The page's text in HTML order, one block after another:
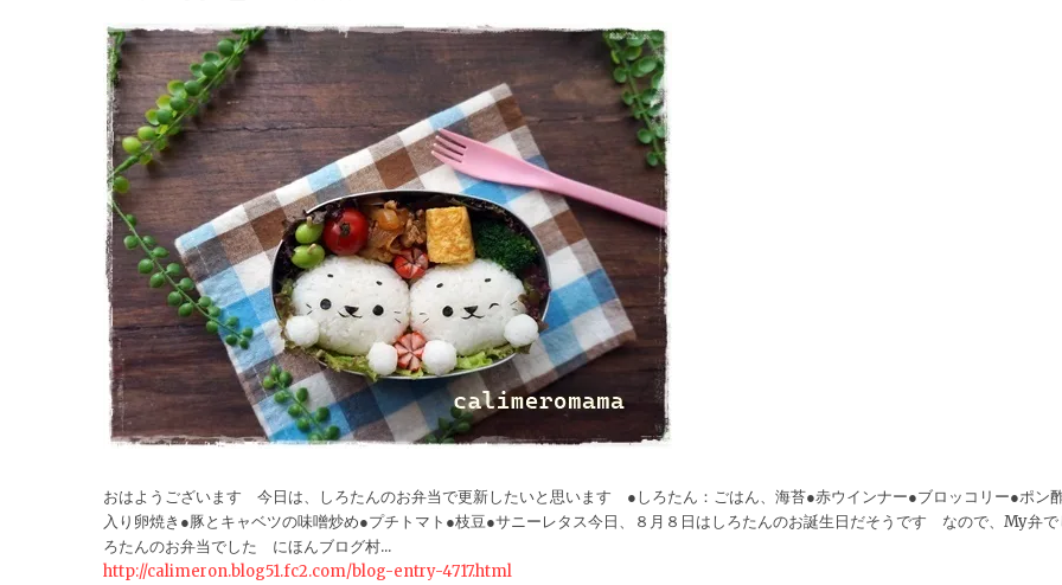
おはようございます 今日は、しろたんのお弁当で更新したいと思います ●しろたん：ごはん、海苔●赤ウインナー●ブロッコリー●ポン
入り卵焼き●豚とキャベツの味噌炒め●プチトマト●枝豆●サニーレタス今日、８月８日はしろたんのお誕生日だそうです なので、My弁で
ろたんのお弁当でした にほんブログ村...
http://calimeron.blog51.fc2.com/blog-entry-4717.html